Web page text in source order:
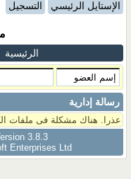
الإستايل الرئيسي التسجيل
الرئيسية
رسالة إدارية
عذرا. هناك مشكلة فى ملفات
3.8.3
Enterprises Ltd.